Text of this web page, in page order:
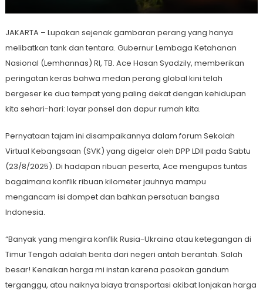
JAKARTA – Lupakan sejenak gambaran perang yang hanya
melibatkan tank dan tentara. Gubernur Lembaga Ketahanan
Nasional (Lemhannas) RI, TB. Ace Hasan Syadzily, memberikan
peringatan keras bahwa medan perang global kini telah
bergeser ke dua tempat yang paling dekat dengan kehidupan
kita sehari-hari: layar ponsel dan dapur rumah kita.
Pernyataan tajam ini disampaikannya dalam forum Sekolah
Virtual Kebangsaan (SVK) yang digelar oleh DPP LDII pada Sabtu
(23/8/2025). Di hadapan ribuan peserta, Ace mengupas tuntas
bagaimana konflik ribuan kilometer jauhnya mampu
mengancam isi dompet dan bahkan persatuan bangsa
Indonesia.
“Banyak yang mengira konflik Rusia-Ukraina atau ketegangan di
Timur Tengah adalah berita dari negeri antah berantah. Salah
besar! Kenaikan harga mi instan karena pasokan gandum
terganggu, atau naiknya biaya transportasi akibat lonjakan harga